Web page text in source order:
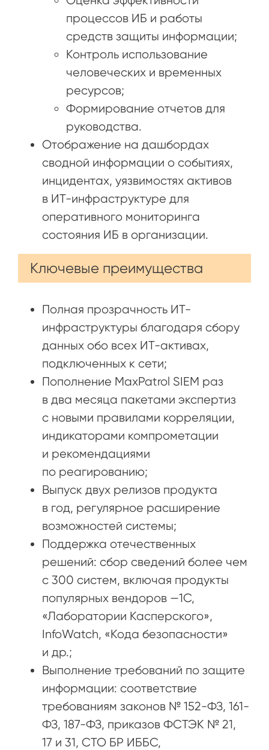
процессов ИБ и работы
средств защиты информации;
Контроль использование
человеческих и временных
ресурсов;
Формирование отчетов для
руководства.
Отображение на дашбордах
сводной информации о событиях,
инцидентах, уязвимостях активов
в ИТ-инфраструктуре для
оперативного мониторинга
состояния ИБ в организации.
Ключевые преимущества
Полная прозрачность ИТ-
инфраструктуры благодаря сбору
данных обо всех ИТ-активах,
подключенных к сети;
Пополнение MaxPatrol SIEM раз
в два месяца пакетами экспертиз
с новыми правилами корреляции,
индикаторами компрометации
и рекомендациями
по реагированию;
Выпуск двух релизов продукта
в год, регулярное расширение
возможностей системы;
Поддержка отечественных
решений: сбор сведений более чем
с 300 систем, включая продукты
популярных вендоров —1С,
«Лаборатории Касперского»,
InfoWatch, «Кода безопасности»
и др.;
Выполнение требований по защите
информации: соответствие
требованиям законов № 152-ФЗ, 161-
ФЗ, 187-ФЗ, приказов ФСТЭК № 21,
17 и 31, СТО БР ИББС,